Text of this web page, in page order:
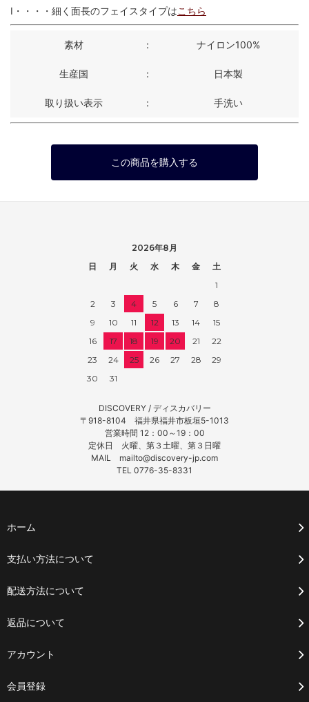
I・・・・細く面長のフェイスタイプはこちら
素材 ： ナイロン100%
生産国 ： 日本製
取り扱い表示 ： 手洗い
この商品を購入する
2026年8月
日
月 火 水 木 金
土
1
2
3 4 5 6 7
8
9
10 11 12 13 14
15
16
17 18 19 20 21
22
23
24 25 26 27 28
29
30
31
DISCOVERY / ディスカバリー
〒918-8104 福井県福井市板垣5-1013
営業時間 12：00～19：00
定休日 火曜、第３土曜、第３日曜
MAIL mailto@discovery-jp.com
TEL 0776-35-8331
ホーム
支払い方法について
配送方法について
返品について
アカウント
会員登録